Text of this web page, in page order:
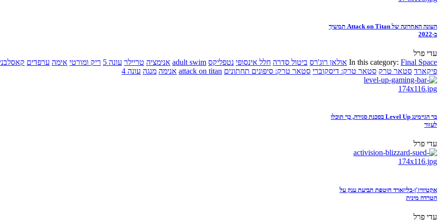
העונה האחרונה של Attack on Titan תמשיך
ב-2022
עדי פרל
In this category: Final Space אולאן רוג'רס ביטול סדרה חלל אינסופי נטפליקס adult swim אנימציה טריילר עונה 5 ריק ומורטי אימה ערפדים
פיקארד סטאר טרק סטאר טרק: דיסקוברי סטאר טרק: סיפונים תחתונים attack on titan אנימה מנגה עונה 4
בר הגיימינג Level Up בסכנת סגירה, כך תוכלו
לעזור
עדי פרל
אקטיוויז'ן-בליזארד חוטפת תביעת ענק על
הטרדה מינית
עדי פרל